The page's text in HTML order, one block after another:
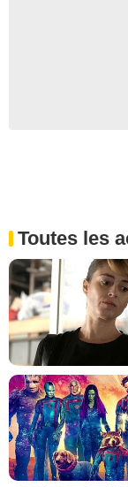
Toutes les